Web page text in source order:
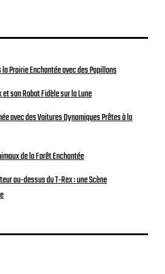
Prairie Enchantée avec des Papillons
son Robot Fidèle sur la Lune
avec des Voitures Dynamiques Prêtes à la
de la Forêt Enchantée
au-dessus du T-Rex : une Scène